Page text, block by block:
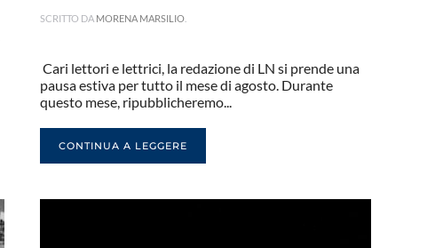
SCRITTO DA MORENA MARSILIO.
Cari lettori e lettrici, la redazione di LN si prende una
pausa estiva per tutto il mese di agosto. Durante
questo mese, ripubblicheremo...
CONTINUA A LEGGERE